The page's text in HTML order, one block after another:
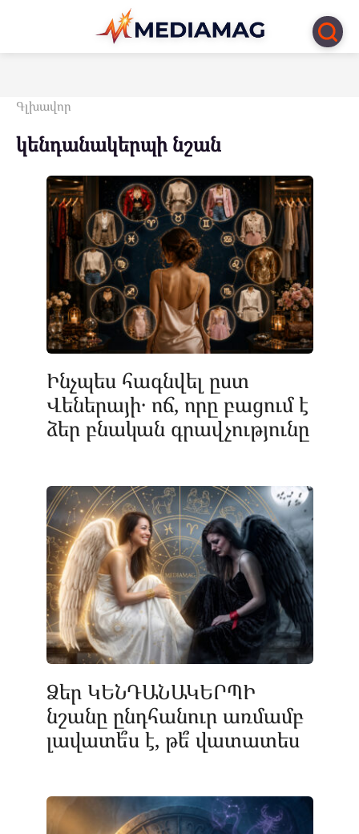
Перейти
контенту
Գլխավոր
կենդանակերպի նշան
Ինչպես հագնվել ըստ
Վեներայի․ ոճ, որը բացում է
ձեր բնական գրավչությունը
Ձեր ԿԵՆԴԱՆԱԿԵՐՊԻ
նշանը ընդհանուր առմամբ
լավատե՞ս է, թե՞ վատատես